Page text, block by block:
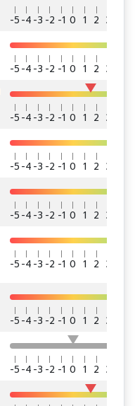
-5 -4 -3 -2 -1 0 1 2 3
-5 -4 -3 -2 -1 0 1 2 3
-5 -4 -3 -2 -1 0 1 2 3
-5 -4 -3 -2 -1 0 1 2 3
-5 -4 -3 -2 -1 0 1 2 3
-5 -4 -3 -2 -1 0 1 2 3
-5 -4 -3 -2 -1 0 1 2 3
-5 -4 -3 -2 -1 0 1 2 3